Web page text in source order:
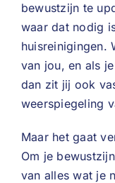
bewustzijn te
waar dat nodig
huisreinigingen.
van jou, en als
dan zit jij ook
weerspiegeling
Maar het gaat
Om je
van alles wat je